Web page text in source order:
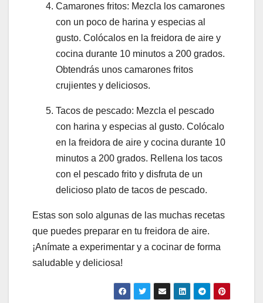
Camarones fritos: Mezcla los camarones
con un poco de harina y especias al
gusto. Colócalos en la freidora de aire y
cocina durante 10 minutos a 200 grados.
Obtendrás unos camarones fritos
crujientes y deliciosos.
Tacos de pescado: Mezcla el pescado
con harina y especias al gusto. Colócalo
en la freidora de aire y cocina durante 10
minutos a 200 grados. Rellena los tacos
con el pescado frito y disfruta de un
delicioso plato de tacos de pescado.
Estas son solo algunas de las muchas recetas
que puedes preparar en tu freidora de aire.
¡Anímate a experimentar y a cocinar de forma
saludable y deliciosa!